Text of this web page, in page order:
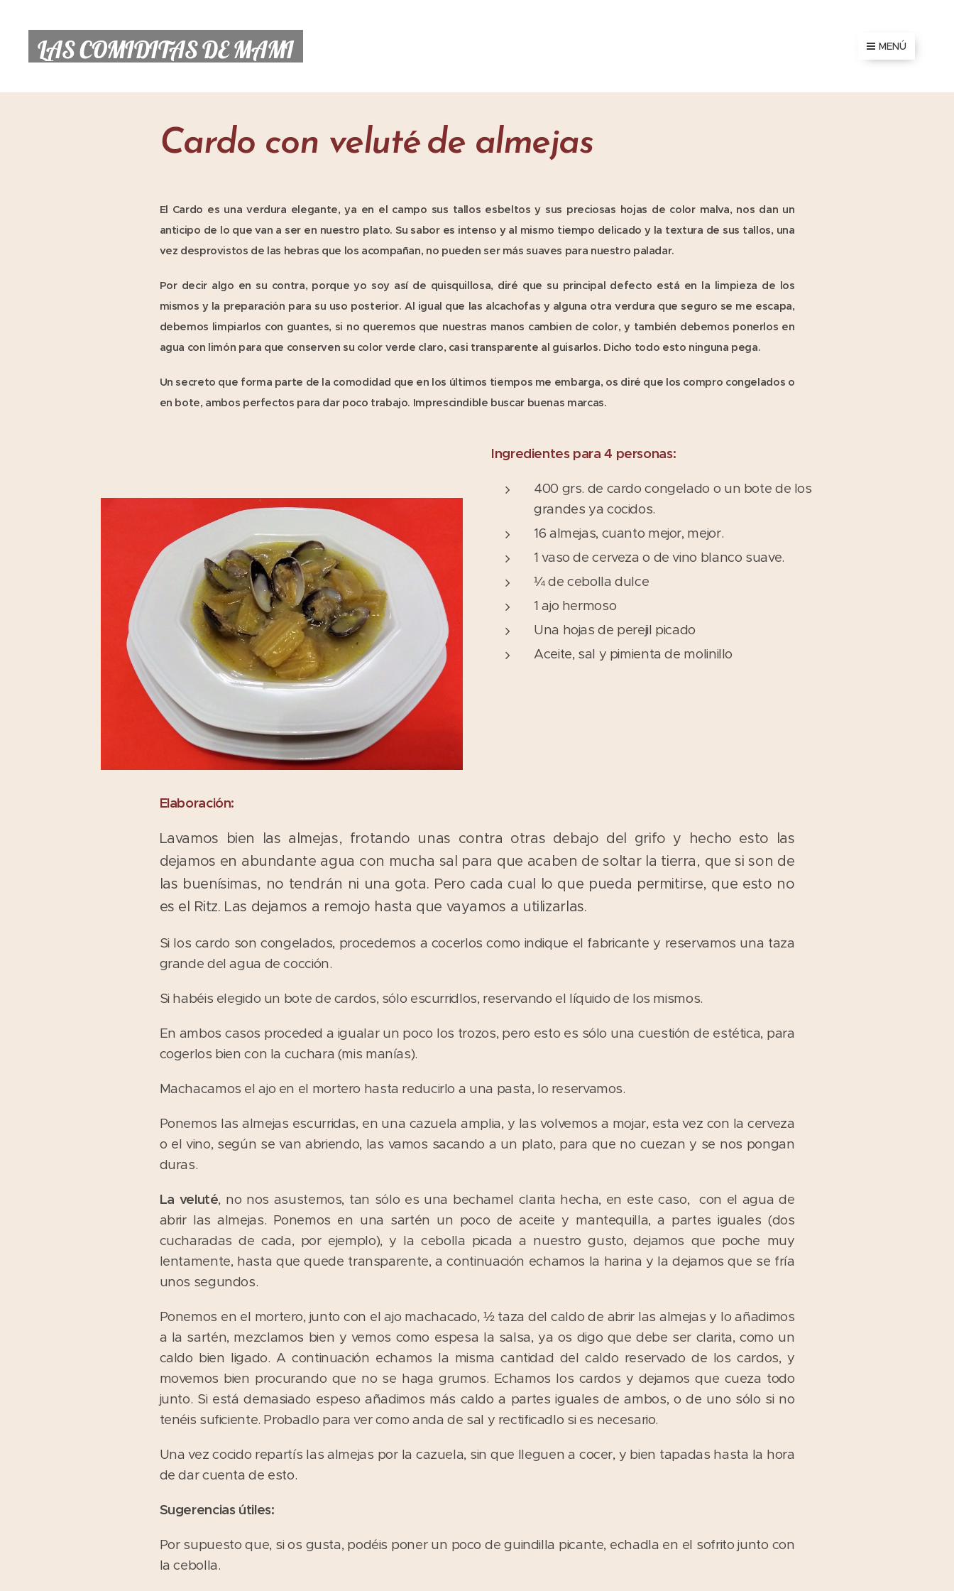
LAS COMIDITAS DE MAMI MENÚ
Cardo con veluté de almejas
El Cardo es una verdura elegante, ya en el campo sus tallos esbeltos y sus preciosas hojas de color malva, nos dan un
anticipo de lo que van a ser en nuestro plato. Su sabor es intenso y al mismo tiempo delicado y la textura de sus tallos, una
vez desprovistos de las hebras que los acompañan, no pueden ser más suaves para nuestro paladar.
Por decir algo en su contra, porque yo soy así de quisquillosa, diré que su principal defecto está en la limpieza de los
mismos y la preparación para su uso posterior. Al igual que las alcachofas y alguna otra verdura que seguro se me escapa,
debemos limpiarlos con guantes, si no queremos que nuestras manos cambien de color, y también debemos ponerlos en
agua con limón para que conserven su color verde claro, casi transparente al guisarlos. Dicho todo esto ninguna pega.
Un secreto que forma parte de la comodidad que en los últimos tiempos me embarga, os diré que los compro congelados o
en bote, ambos perfectos para dar poco trabajo. Imprescindible buscar buenas marcas.
Ingredientes para 4 personas:
400 grs. de cardo congelado o un bote de los
grandes ya cocidos.
16 almejas, cuanto mejor, mejor.
1 vaso de cerveza o de vino blanco suave.
¼ de cebolla dulce
1 ajo hermoso
Una hojas de perejil picado
Aceite, sal y pimienta de molinillo
Elaboración:
Lavamos bien las almejas, frotando unas contra otras debajo del grifo y hecho esto las
dejamos en abundante agua con mucha sal para que acaben de soltar la tierra, que si son de
las buenísimas, no tendrán ni una gota. Pero cada cual lo que pueda permitirse, que esto no
es el Ritz. Las dejamos a remojo hasta que vayamos a utilizarlas.
Si los cardo son congelados, procedemos a cocerlos como indique el fabricante y reservamos una taza
grande del agua de cocción.
Si habéis elegido un bote de cardos, sólo escurridlos, reservando el líquido de los mismos.
En ambos casos proceded a igualar un poco los trozos, pero esto es sólo una cuestión de estética, para
cogerlos bien con la cuchara (mis manías).
Machacamos el ajo en el mortero hasta reducirlo a una pasta, lo reservamos.
Ponemos las almejas escurridas, en una cazuela amplia, y las volvemos a mojar, esta vez con la cerveza
o el vino, según se van abriendo, las vamos sacando a un plato, para que no cuezan y se nos pongan
duras.
La veluté, no nos asustemos, tan sólo es una bechamel clarita hecha, en este caso, con el agua de
abrir las almejas. Ponemos en una sartén un poco de aceite y mantequilla, a partes iguales (dos
cucharadas de cada, por ejemplo), y la cebolla picada a nuestro gusto, dejamos que poche muy
lentamente, hasta que quede transparente, a continuación echamos la harina y la dejamos que se fría
unos segundos.
Ponemos en el mortero, junto con el ajo machacado, ½ taza del caldo de abrir las almejas y lo añadimos
a la sartén, mezclamos bien y vemos como espesa la salsa, ya os digo que debe ser clarita, como un
caldo bien ligado. A continuación echamos la misma cantidad del caldo reservado de los cardos, y
movemos bien procurando que no se haga grumos. Echamos los cardos y dejamos que cueza todo
junto. Si está demasiado espeso añadimos más caldo a partes iguales de ambos, o de uno sólo si no
tenéis suficiente. Probadlo para ver como anda de sal y rectificadlo si es necesario.
Una vez cocido repartís las almejas por la cazuela, sin que lleguen a cocer, y bien tapadas hasta la hora
de dar cuenta de esto.
Sugerencias útiles:
Por supuesto que, si os gusta, podéis poner un poco de guindilla picante, echadla en el sofrito junto con
la cebolla.